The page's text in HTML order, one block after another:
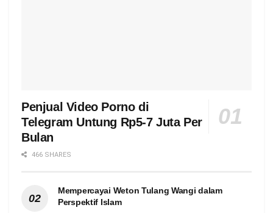
Penjual Video Porno di
Telegram Untung Rp5-7 Juta Per
Bulan
466 SHARES
Mempercayai Weton Tulang Wangi dalam
Perspektif Islam